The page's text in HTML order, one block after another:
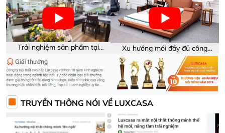
Trải nghiệm sản phẩm tại
showroom Luxcasa
Xu hướng mới đầy đủ công
năng trên sản phẩm
TRUYỀN THÔNG NÓI VỀ LUXCASA